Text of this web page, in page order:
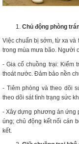
Chủ động phòng
Việc chuẩn bị sớm, từ xa và
trong mùa mưa bão. Người
- Gia cố chuồng trại: Kiểm
thoát nước. Đảm bảo nền
- Tiêm phòng và theo dõi
theo dõi sát tình trạng sức
- Xây dựng phương án ứng
úng; chủ động kết nối cán
kết.